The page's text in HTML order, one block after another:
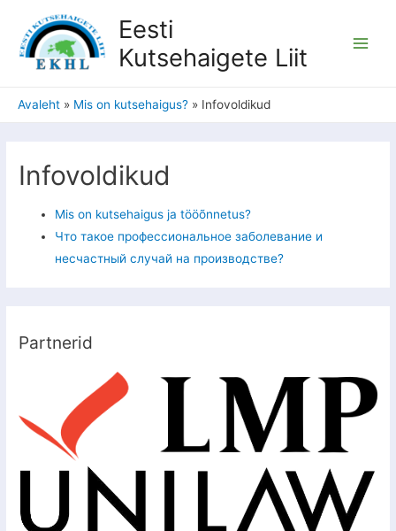
Eesti
Kutsehaigete Liit
Avaleht Mis on kutsehaigus? Infovoldikud
Infovoldikud
Mis on kutsehaigus ja tööõnnetus?
Что такое профессиональное заболевание и
несчастный случай на производстве?
Partnerid